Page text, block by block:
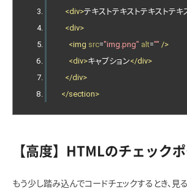
<div>テキストテキストテキストテキ
<div>
<img src="img.png" alt="" />
<div>キャプション</div>
</div>
</section>
【高度】HTMLのチェック
もう少し踏み込んでコードチェックするとき、見